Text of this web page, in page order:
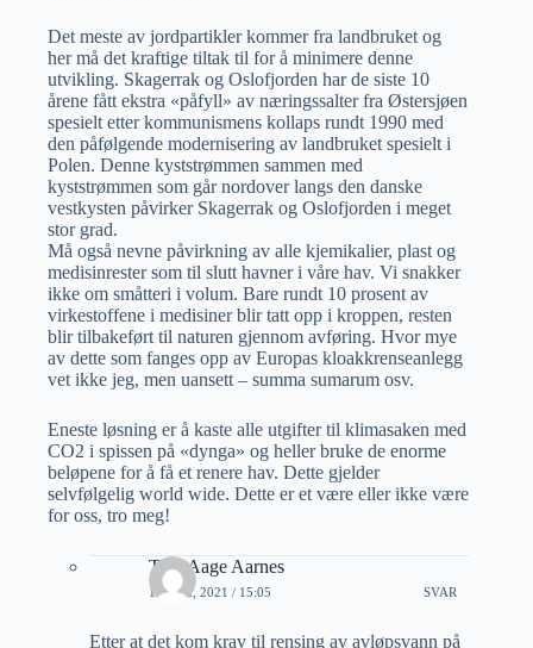
Det meste av jordpartikler kommer fra landbruket og
her må det kraftige tiltak til for å minimere denne
utvikling. Skagerrak og Oslofjorden har de siste 10
årene fått ekstra «påfyll» av næringssalter fra Østersjøen
spesielt etter kommunismens kollaps rundt 1990 med
den påfølgende modernisering av landbruket spesielt i
Polen. Denne kyststrømmen sammen med
kyststrømmen som går nordover langs den danske
vestkysten påvirker Skagerrak og Oslofjorden i meget
stor grad.
Må også nevne påvirkning av alle kjemikalier, plast og
medisinrester som til slutt havner i våre hav. Vi snakker
ikke om småtteri i volum. Bare rundt 10 prosent av
virkestoffene i medisiner blir tatt opp i kroppen, resten
blir tilbakeført til naturen gjennom avføring. Hvor mye
av dette som fanges opp av Europas kloakkrenseanlegg
vet ikke jeg, men uansett – summa sumarum osv.
Eneste løsning er å kaste alle utgifter til klimasaken med
CO2 i spissen på «dynga» og heller bruke de enorme
beløpene for å få et renere hav. Dette gjelder
selvfølgelig world wide. Dette er et være eller ikke være
for oss, tro meg!
Tom Aage Aarnes
17 MAI, 2021 / 15:05 SVAR
Etter at det kom krav til rensing av avløpsvann på